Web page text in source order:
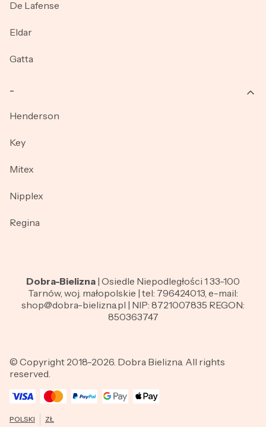
De Lafense
Eldar
Gatta
Henderson
Key
Mitex
Nipplex
Regina
Dobra-Bielizna | Osiedle Niepodległości 1 33-100
Tarnów, woj. małopolskie | tel: 796424013, e-mail:
shop@dobra-bielizna.pl | NIP: 8721007835 REGON:
850363747
© Copyright 2018-2026. Dobra Bielizna. All rights
reserved.
POLSKI ZŁ